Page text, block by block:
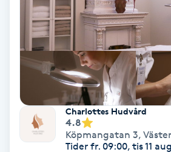
Bröllopsuppsättning
Celluliter
Coachning
Color correction
Charlottes Hudvård
4.8
Köpmangatan 3,
Tider fr. 09:00, tis 11